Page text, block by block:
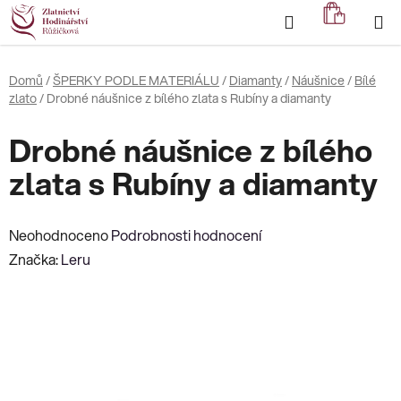
Přejít
na
obsah
Hledat
KOŠÍK
Domů /ŠPERKY PODLE MATERIÁLU / Diamanty/ Náušnice/ Bílé
zlato/ Drobné náušnice z bílého zlata s Rubíny a diamanty
Drobné náušnice z bílého
zlata s Rubíny a diamanty
Průměrné
hodnocení
NeohodnocenoPodrobnosti hodnocení
Značka:Leru